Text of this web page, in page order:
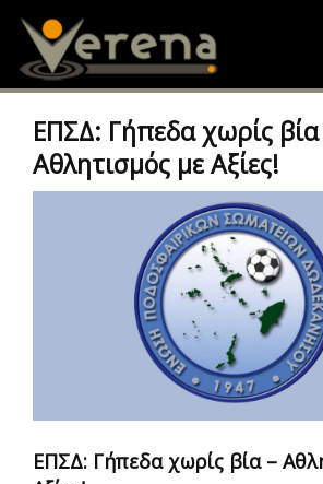
content
ΕΠΣΔ: Γήπεδα χωρίς
Αθλητισμός με Αξίες!
ΕΠΣΔ: Γήπεδα χωρίς βία –